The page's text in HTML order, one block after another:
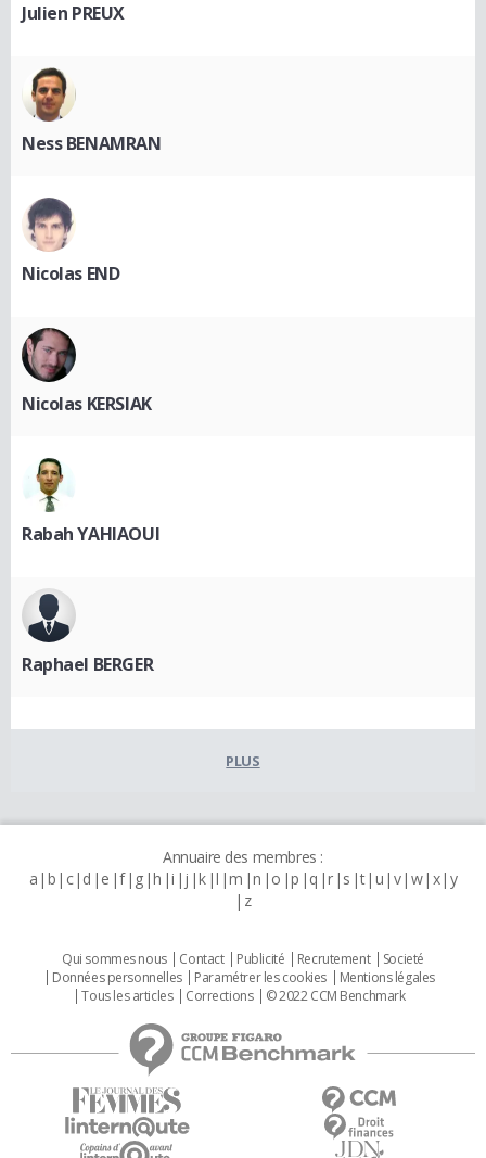
Julien PREUX
Ness BENAMRAN
Nicolas END
Nicolas KERSIAK
Rabah YAHIAOUI
Raphael BERGER
PLUS
Annuaire des membres :
a b c d e f g h i j k l m n o p q r s t u v w x y
z
Qui sommes nous Contact Publicité Recrutement
Societé
Données personnelles
Paramétrer les cookies
Mentions légales
Tous les articles
Corrections © 2022 CCM Benchmark